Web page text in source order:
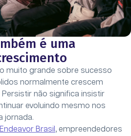
é uma
muito grande sobre sucesso
normalmente crescem
não significa insistir
evoluindo mesmo nos
jornada.
Endeavor Brasil , empreendedores